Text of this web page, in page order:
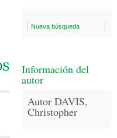
Nueva búsqueda
Información del
autor
Autor DAVIS,
Christopher